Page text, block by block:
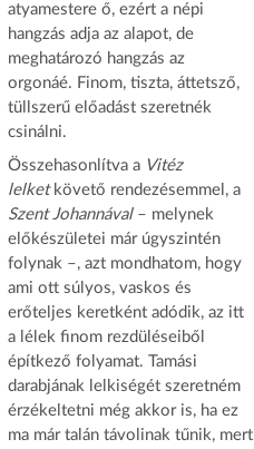
atyamestere ő, ezért a népi
hangzás adja az alapot, de
meghatározó hangzás az
orgonáé. Finom, tiszta, áttetsző,
tüllszerű előadást szeretnék
csinálni.
Összehasonlítva a Vitéz
lelketkövető rendezésemmel, a
Szent Johannával– melynek
előkészületei már úgyszintén
folynak –, azt mondhatom, hogy
ami ott súlyos, vaskos és
erőteljes keretként adódik, az itt
a lélek finom rezdüléseiből
építkező folyamat. Tamási
darabjának lelkiségét szeretném
érzékeltetni még akkor is, ha ez
ma már talán távolinak tűnik, mert